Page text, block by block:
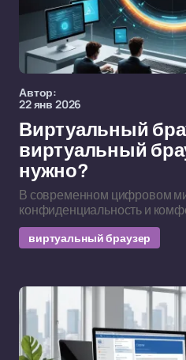
Автор:
22 янв 2026
Виртуальный
виртуальный
нужно?
В современном цифровом
конфиденциальность и
виртуальный браузер